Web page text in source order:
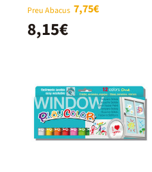
Preu Abacus 7,75€
8,15€